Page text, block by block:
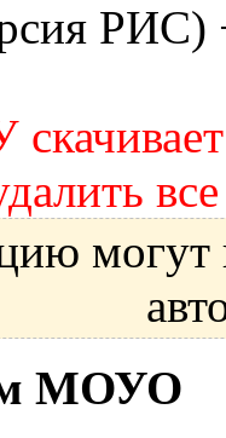
РИС)
могут
МОУО